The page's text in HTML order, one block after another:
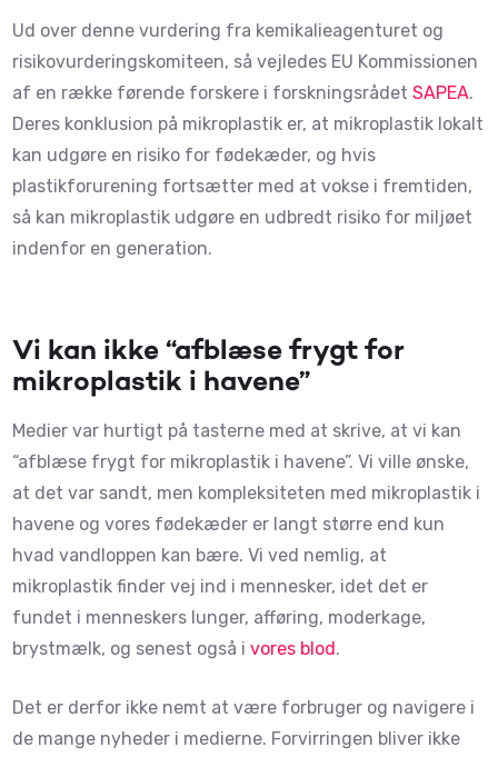
Ud over denne vurdering fra kemikalieagenturet og
risikovurderingskomiteen, så vejledes EU Kommissionen
af en række førende forskere i forskningsrådetSAPEA.
Deres konklusion på mikroplastik er, at mikroplastik lokalt
kan udgøre en risiko for fødekæder, og hvis
plastikforurening fortsætter med at vokse i fremtiden,
så kan mikroplastik udgøre en udbredt risiko for miljøet
indenfor en generation.
Vi kan ikke “afblæse frygt for
mikroplastik i havene”
Medier var hurtigt på tasterne med at skrive, at vi kan
“afblæse frygt for mikroplastik i havene”. Vi ville ønske,
at det var sandt, men kompleksiteten med mikroplastik i
havene og vores fødekæder er langt større end kun
hvad vandloppen kan bære. Vi ved nemlig, at
mikroplastik finder vej ind i mennesker, idet det er
fundet i menneskers lunger, afføring, moderkage,
brystmælk, og senest også ivores blod.
Det er derfor ikke nemt at være forbruger og navigere i
de mange nyheder i medierne. Forvirringen bliver ikke